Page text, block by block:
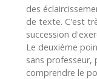
des
de texte. C'est
succession
Le deuxième
sans professeur,
comprendre le